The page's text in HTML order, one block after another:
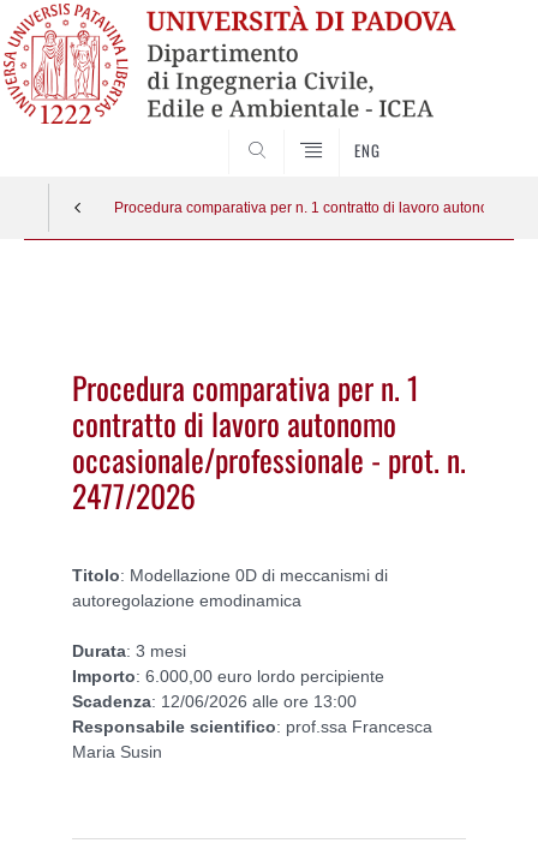
ENG
Procedura comparativa per n. 1 contratto di lavoro autonomo
Procedura comparativa per n. 1
contratto di lavoro autonomo
occasionale/professionale - prot. n.
2477/2026
Titolo: Modellazione 0D di meccanismi di
autoregolazione emodinamica
Durata: 3 mesi
Importo: 6.000,00 euro lordo percipiente
Scadenza: 12/06/2026 alle ore 13:00
Responsabile scientifico: prof.ssa Francesca
Maria Susin